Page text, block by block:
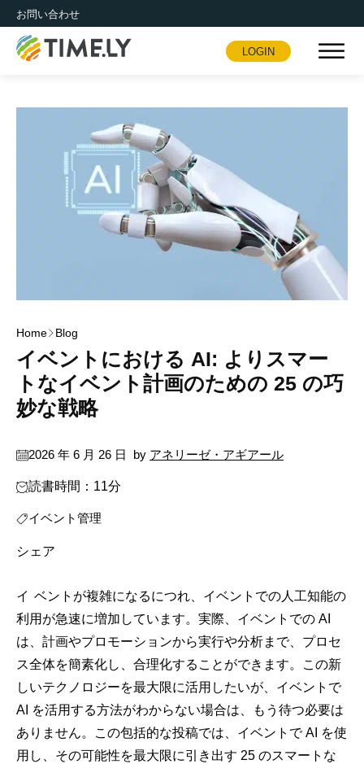
お問い合わせ
Timely
LOGIN
Home Blog
イベントにおける AI: よりスマー
トなイベント計画のための 25 の巧
妙な戦略
2026 年 6 月 26 日 by アネリーゼ・アギアール
読書時間：11分
イベント管理
シェア
イベントが複雑になるにつれ、イベントでの人工知能の
利用が急速に増加しています。実際、イベントでの AI
は、計画やプロモーションから実行や分析まで、プロセ
ス全体を簡素化し、合理化することができます。この新
しいテクノロジーを最大限に活用したいが、イベントで
AI を活用する方法がわからない場合は、もう待つ必要は
ありません。この包括的な投稿では、イベントで AI を使
用し、その可能性を最大限に引き出す 25 のスマートな